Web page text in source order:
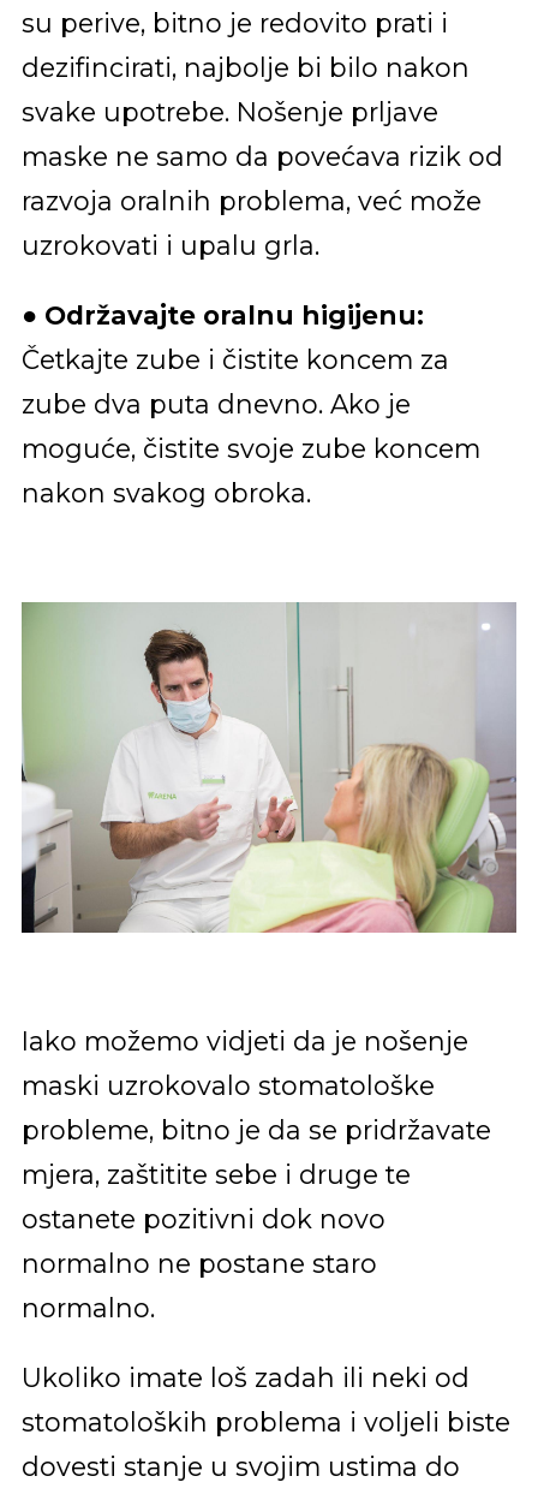
su perive, bitno je redovito prati i
dezifincirati, najbolje bi bilo nakon
svake upotrebe. Nošenje prljave
maske ne samo da povećava rizik od
razvoja oralnih problema, već može
uzrokovati i upalu grla.
● Održavajte oralnu higijenu:
Četkajte zube i čistite koncem za
zube dva puta dnevno. Ako je
moguće, čistite svoje zube koncem
nakon svakog obroka.
Iako možemo vidjeti da je nošenje
maski uzrokovalo stomatološke
probleme, bitno je da se pridržavate
mjera, zaštitite sebe i druge te
ostanete pozitivni dok novo
normalno ne postane staro
normalno.
Ukoliko imate loš zadah ili neki od
stomatoloških problema i voljeli biste
dovesti stanje u svojim ustima do